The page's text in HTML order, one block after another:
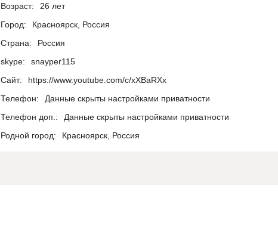
Возраст:
26 лет
Город:
Красноярск, Россия
Страна:
Россия
skype:
snayper115
Сайт:
https://www.youtube.com/c/xXBaRXx
Телефон:
Данные скрыты настройками приватности
Телефон доп.:
Данные скрыты настройками приватности
Родной город:
Красноярск, Россия